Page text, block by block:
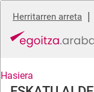
Herritarren arreta
Hasiera